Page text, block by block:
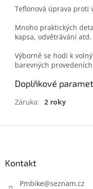
Teflonová úprava proti
Mnoho praktických
kapsa, odvětrávání atd.
Výborně se hodí k
barevných provedeních
Doplňkové
Záruka: 2 roky
Kontakt
Pmbike@seznam.cz